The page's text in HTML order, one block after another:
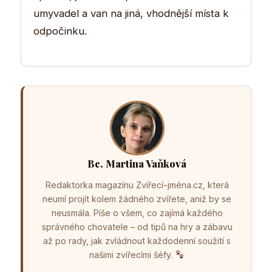
umyvadel a van na jiná, vhodnější místa k
odpočinku.
Bc. Martina Vaňková
Redaktorka magazínu Zvířecí-jména.cz, která
neumí projít kolem žádného zvířete, aniž by se
neusmála. Píše o všem, co zajímá každého
správného chovatele – od tipů na hry a zábavu
až po rady, jak zvládnout každodenní soužití s
našimi zvířecími šéfy.